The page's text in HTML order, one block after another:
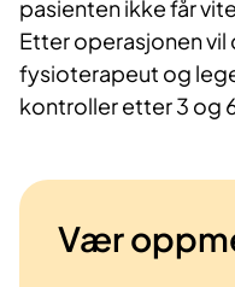
pasienten ikke får
Etter operasjonen
fysioterapeut og
kontroller etter 3 og 6
Vær